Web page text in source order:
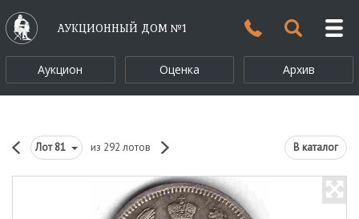
АУКЦИОННЫЙ ДОМ №1
Аукцион Оценка Архив
Лот81 из 292 лотов В каталог